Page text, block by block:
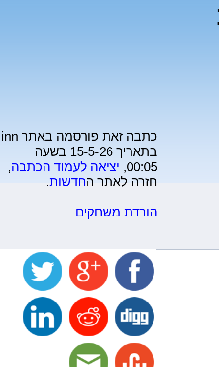
כתבה זאת פורסמה באתר inn
בתאריך 15-5-26 בשעה
00:05, יציאה לעמוד הכתבה,
חזרה לאתר החדשות.
הורדת משחקים